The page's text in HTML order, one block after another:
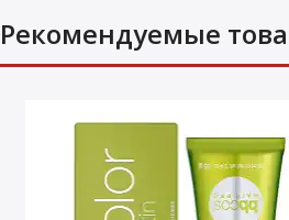
Рекомендуемые